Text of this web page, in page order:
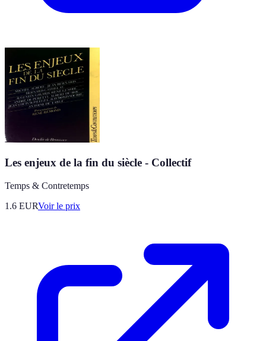
Les enjeux de la fin du siècle - Collectif
Temps & Contretemps
1.6 EURVoir le prix